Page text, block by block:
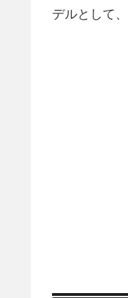
デルとして